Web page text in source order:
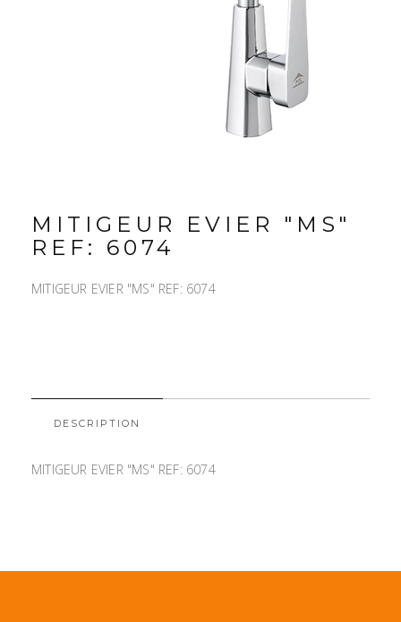
MITIGEUR EVIER "MS"
REF: 6074
MITIGEUR EVIER "MS" REF: 6074
DESCRIPTION
MITIGEUR EVIER "MS" REF: 6074